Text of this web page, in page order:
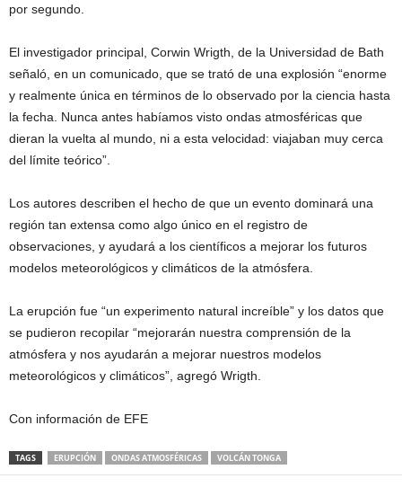
por segundo.
El investigador principal, Corwin Wrigth, de la Universidad de Bath
señaló, en un comunicado, que se trató de una explosión “enorme
y realmente única en términos de lo observado por la ciencia hasta
la fecha. Nunca antes habíamos visto ondas atmosféricas que
dieran la vuelta al mundo, ni a esta velocidad: viajaban muy cerca
del límite teórico”.
Los autores describen el hecho de que un evento dominará una
región tan extensa como algo único en el registro de
observaciones, y ayudará a los científicos a mejorar los futuros
modelos meteorológicos y climáticos de la atmósfera.
La erupción fue “un experimento natural increíble” y los datos que
se pudieron recopilar “mejorarán nuestra comprensión de la
atmósfera y nos ayudarán a mejorar nuestros modelos
meteorológicos y climáticos”, agregó Wrigth.
Con información de EFE
TAGS ERUPCIÓN ONDAS ATMOSFÉRICAS VOLCÁN TONGA